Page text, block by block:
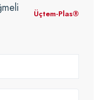
Üçtem-Plas®